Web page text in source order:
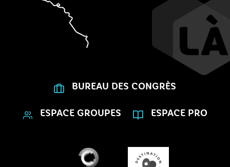
BUREAU DES CONGRÈS
ESPACE GROUPES ESPACE PRO